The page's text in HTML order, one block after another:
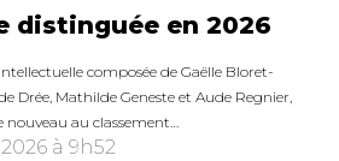
distinguée en 2026
composée de Gaëlle Bloret-
Drée, Mathilde Geneste et Aude Regnier,
nouveau au classement…
à 9h52